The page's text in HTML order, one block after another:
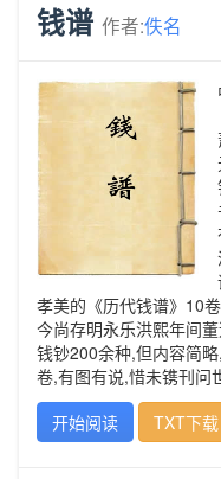
钱谱 作者:佚名
孝美的《历代钱谱》10
今尚存明永乐洪熙年间
钱钞200余种,但内容简
卷,有图有说,惜未镌刊问
开始阅读
TXT下载